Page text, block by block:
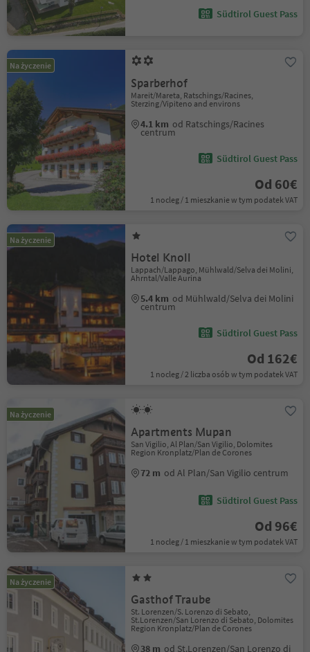
Südtirol Guest Pass
Na życzenie
Sparberhof
Mareit/Mareta, Ratschings/Racines,
Sterzing/Vipiteno and environs
4.1 km od Ratschings/Racines
centrum
Südtirol Guest Pass
Od 60€
1 nocleg / 1 mieszkanie w tym podatek VAT
Na życzenie
Hotel Knoll
Lappach/Lappago, Mühlwald/Selva dei Molini,
Ahrntal/Valle Aurina
5.4 km od Mühlwald/Selva dei Molini
centrum
Südtirol Guest Pass
Od 162€
1 nocleg / 2 liczba osób w tym podatek VAT
Na życzenie
Apartments Mupan
San Vigilio, Al Plan/San Vigilio, Dolomites
Region Kronplatz/Plan de Corones
72 m od Al Plan/San Vigilio centrum
Südtirol Guest Pass
Od 96€
1 nocleg / 1 mieszkanie w tym podatek VAT
Na życzenie
Gasthof Traube
St. Lorenzen/S. Lorenzo di Sebato,
St.Lorenzen/San Lorenzo di Sebato, Dolomites
Region Kronplatz/Plan de Corones
38 m od St.Lorenzen/San Lorenzo di